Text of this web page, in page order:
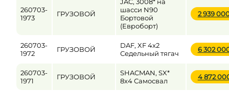
260703-
1973
ГРУЗОВОЙ
шасси N90
Бортовой
(Евроборт)
2 939
260703-
1972
ГРУЗОВОЙ
DAF, XF 4x2
Седельный тягач
6 302
260703-
1971
ГРУЗОВОЙ
SHACMAN, SX*
8x4 Самосвал
4 872